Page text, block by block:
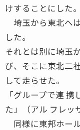
けすることにした。
埼玉から東北へ
した。
それとは別に埼玉
び、そこに東北二
して走らせた。
「グループで連
た」（アル フレッ
同様に東邦ホー